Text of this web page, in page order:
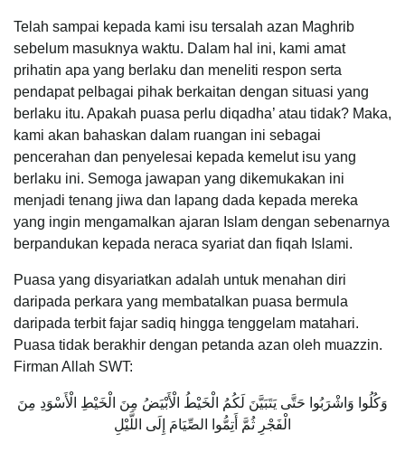
Telah sampai kepada kami isu tersalah azan Maghrib
sebelum masuknya waktu. Dalam hal ini, kami amat
prihatin apa yang berlaku dan meneliti respon serta
pendapat pelbagai pihak berkaitan dengan situasi yang
berlaku itu. Apakah puasa perlu diqadha’ atau tidak? Maka,
kami akan bahaskan dalam ruangan ini sebagai
pencerahan dan penyelesai kepada kemelut isu yang
berlaku ini. Semoga jawapan yang dikemukakan ini
menjadi tenang jiwa dan lapang dada kepada mereka
yang ingin mengamalkan ajaran Islam dengan sebenarnya
berpandukan kepada neraca syariat dan fiqah Islami.
Puasa yang disyariatkan adalah untuk menahan diri
daripada perkara yang membatalkan puasa bermula
daripada terbit fajar sadiq hingga tenggelam matahari.
Puasa tidak berakhir dengan petanda azan oleh muazzin.
Firman Allah SWT:
وَكُلُوا وَاشْرَبُوا حَتَّى يَتَبَيَّنَ لَكُمُ الْخَيْطُ الْأَبْيَضُ مِنَ الْخَيْطِ الْأَسْوَدِ مِنَ
الْفَجْرِ ثُمَّ أَتِمُّوا الصِّيَامَ إِلَى اللَّيْلِ